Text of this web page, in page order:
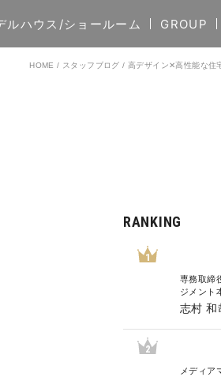
ルハウス/ショールーム GROUP
HOME / スタッフブログ / 高デザイン✕高性能な住
RANKING
1
専務取締
ジメント
志村 和
2
メディア